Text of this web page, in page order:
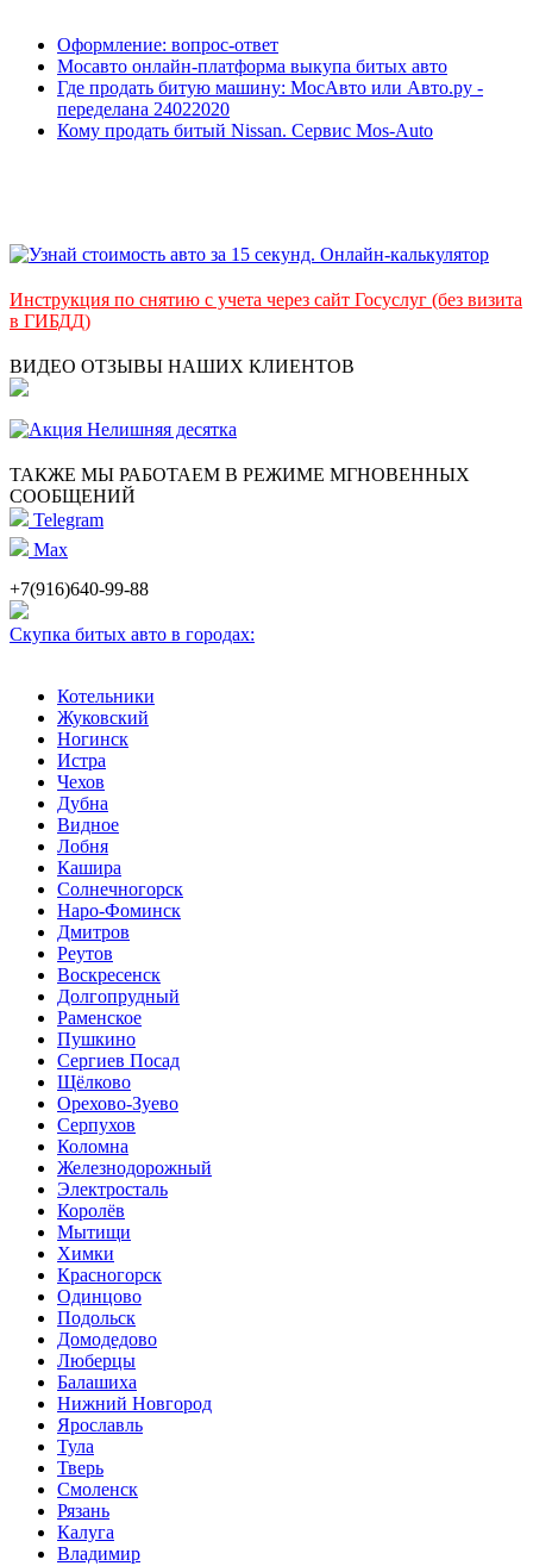
Оформление: вопрос-ответ
Мосавто онлайн-платформа выкупа битых авто
Где продать битую машину: МосАвто или Авто.ру -
переделана 24022020
Кому продать битый Nissan. Сервис Mos-Auto
Инструкция по снятию с учета через сайт Госуслуг (без визита
в ГИБДД)
ВИДЕО ОТЗЫВЫ НАШИХ КЛИЕНТОВ
ТАКЖЕ МЫ РАБОТАЕМ В РЕЖИМЕ МГНОВЕННЫХ
СООБЩЕНИЙ
Telegram
Max
+7(916)640-99-88
Скупка битых авто в городах:
Котельники
Жуковский
Ногинск
Истра
Чехов
Дубна
Видное
Лобня
Кашира
Солнечногорск
Наро-Фоминск
Дмитров
Реутов
Воскресенск
Долгопрудный
Раменское
Пушкино
Сергиев Посад
Щёлково
Орехово-Зуево
Серпухов
Коломна
Железнодорожный
Электросталь
Королёв
Мытищи
Химки
Красногорск
Одинцово
Подольск
Домодедово
Люберцы
Балашиха
Нижний Новгород
Ярославль
Тула
Тверь
Смоленск
Рязань
Калуга
Владимир